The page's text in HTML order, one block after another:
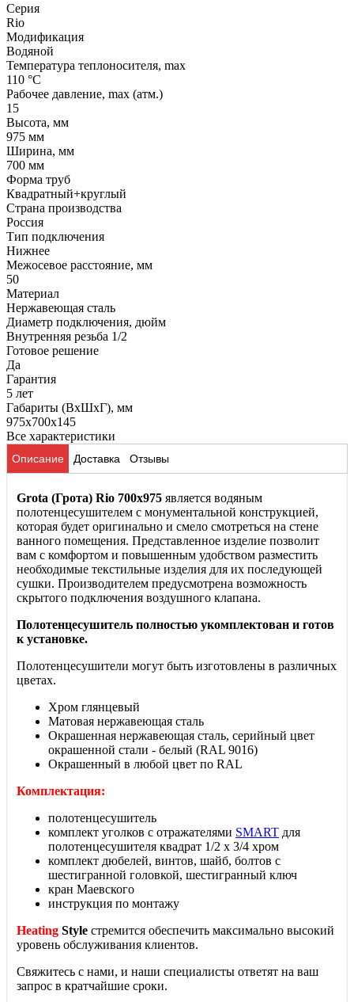
Серия
Rio
Модификация
Водяной
Температура теплоносителя, max
110 °C
Рабочее давление, max (атм.)
15
Высота, мм
975 мм
Ширина, мм
700 мм
Форма труб
Квадратный+круглый
Страна производства
Россия
Тип подключения
Нижнее
Межосевое расстояние, мм
50
Материал
Нержавеющая сталь
Диаметр подключения, дюйм
Внутренняя резьба 1/2
Готовое решение
Да
Гарантия
5 лет
Габариты (ВхШхГ), мм
975x700x145
Все характеристики
Описание Доставка Отзывы
Grota (Грота) Rio 700x975 является водяным
полотенцесушителем с монументальной конструкцией,
которая будет оригинально и смело смотреться на стене
ванного помещения. Представленное изделие позволит
вам с комфортом и повышенным удобством разместить
необходимые текстильные изделия для их последующей
сушки. Производителем предусмотрена возможность
скрытого подключения воздушного клапана.
Полотенцесушитель полностью укомплектован и готов
к установке.
Полотенцесушители могут быть изготовлены в различных
цветах.
Хром глянцевый
Матовая нержавеющая сталь
Окрашенная нержавеющая сталь, серийный цвет
окрашенной стали - белый (RAL 9016)
Окрашенный в любой цвет по RAL
Комплектация:
полотенцесушитель
комплект уголков с отражателями SMART для
полотенцесушителя квадрат 1/2 х 3/4 хром
комплект дюбелей, винтов, шайб, болтов с
шестигранной головкой, шестигранный ключ
кран Маевского
инструкция по монтажу
Heating Style стремится обеспечить максимально высокий
уровень обслуживания клиентов.
Свяжитесь с нами, и наши специалисты ответят на ваш
запрос в кратчайшие сроки.